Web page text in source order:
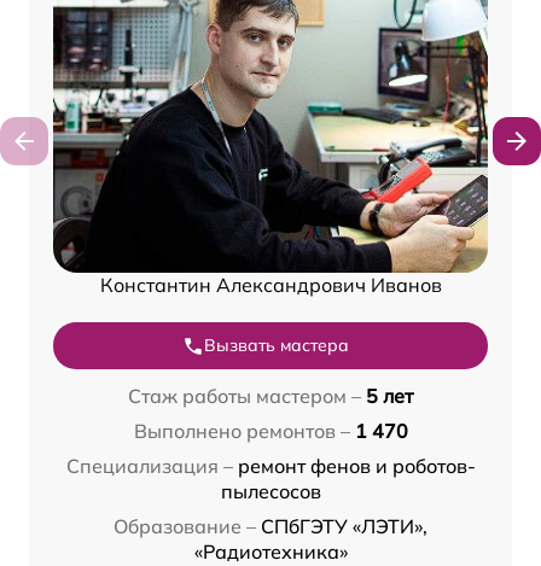
Константин Александрович Иванов
Вызвать мастера
Стаж работы мастером – 5 лет
Выполнено ремонтов – 1 470
Специализация – ремонт фенов и роботов-
пылесосов
Образование – СПбГЭТУ «ЛЭТИ»,
«Радиотехника»